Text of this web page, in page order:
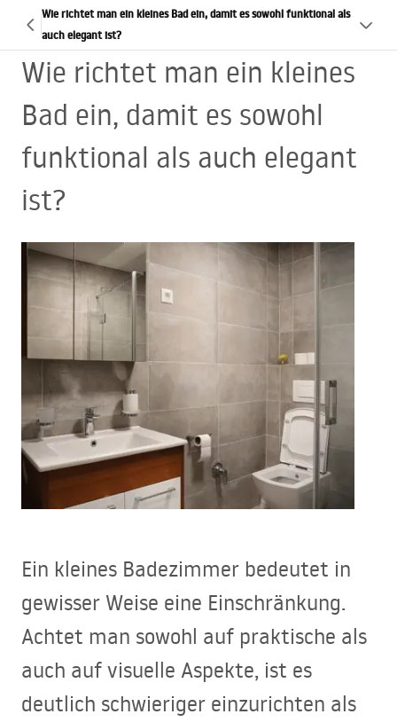
Wie richtet man ein kleines Bad ein, damit es sowohl funktional als
auch elegant ist?
Wie richtet man ein kleines
Bad ein, damit es sowohl
funktional als auch elegant
ist?
Ein kleines Badezimmer bedeutet in
gewisser Weise eine Einschränkung.
Achtet man sowohl auf praktische als
auch auf visuelle Aspekte, ist es
deutlich schwieriger einzurichten als